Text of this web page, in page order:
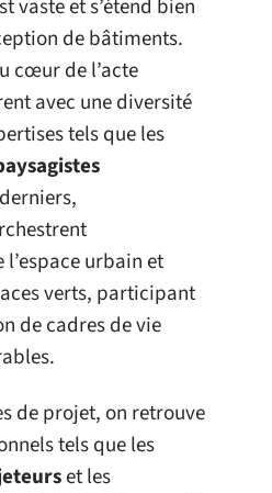
vaste et s’étend bien
de bâtiments.
cœur de l’acte
avec une diversité
tels que les
l’espace urbain et
verts, participant
de cadres de vie
de projet, on retrouve
tels que les
et les